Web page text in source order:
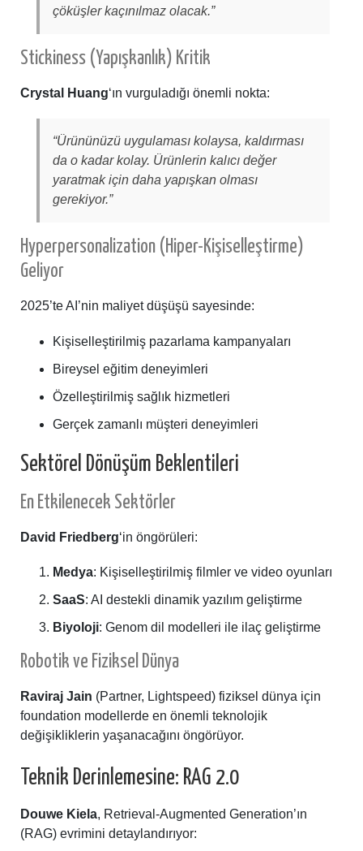
çöküşler kaçınılmaz olacak.”
Stickiness (Yapışkanlık) Kritik
Crystal Huang‘ın vurguladığı önemli nokta:
“Ürününüzü uygulaması kolaysa, kaldırması
da o kadar kolay. Ürünlerin kalıcı değer
yaratmak için daha yapışkan olması
gerekiyor.”
Hyperpersonalization (Hiper-Kişiselleştirme)
Geliyor
2025’te AI’nin maliyet düşüşü sayesinde:
Kişiselleştirilmiş pazarlama kampanyaları
Bireysel eğitim deneyimleri
Özelleştirilmiş sağlık hizmetleri
Gerçek zamanlı müşteri deneyimleri
Sektörel Dönüşüm Beklentileri
En Etkilenecek Sektörler
David Friedberg‘in öngörüleri:
Medya: Kişiselleştirilmiş filmler ve video oyunları
SaaS: AI destekli dinamik yazılım geliştirme
Biyoloji: Genom dil modelleri ile ilaç geliştirme
Robotik ve Fiziksel Dünya
Raviraj Jain (Partner, Lightspeed) fiziksel dünya için
foundation modellerde en önemli teknolojik
değişikliklerin yaşanacağını öngörüyor.
Teknik Derinlemesine: RAG 2.0
Douwe Kiela, Retrieval-Augmented Generation’ın
(RAG) evrimini detaylandırıyor: